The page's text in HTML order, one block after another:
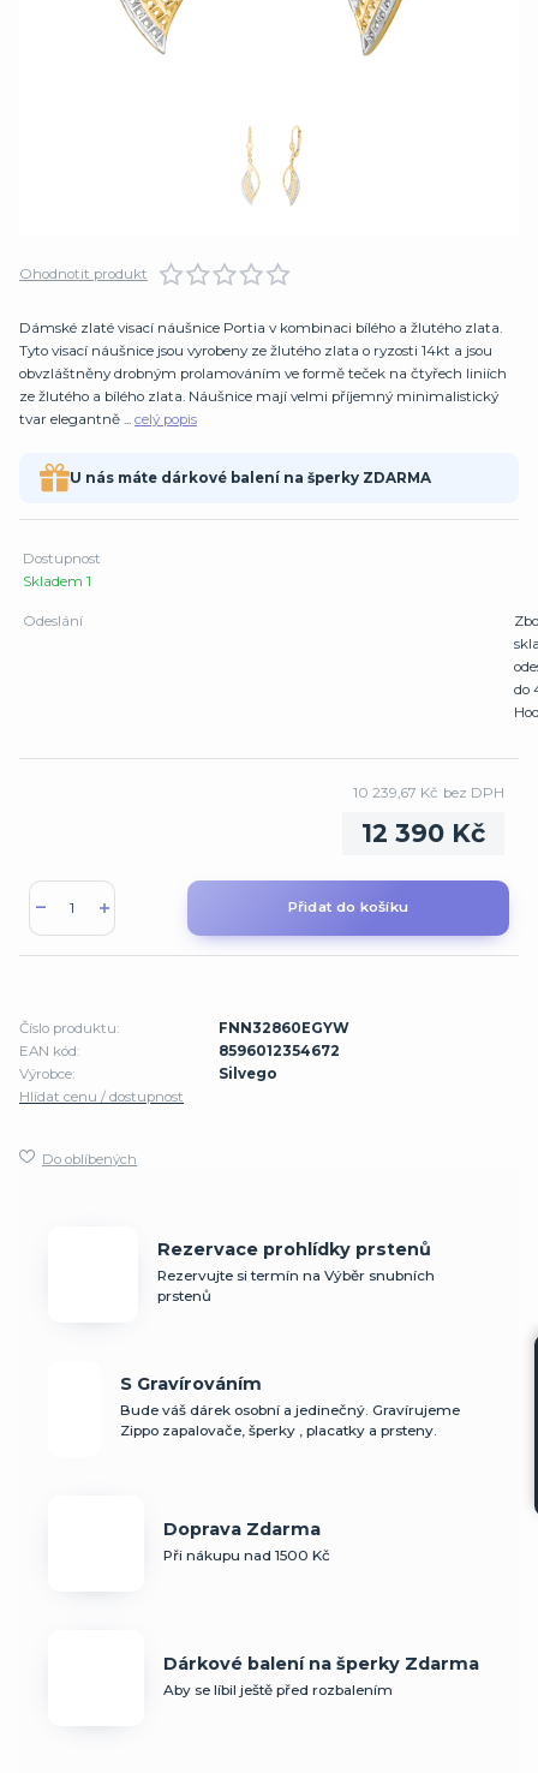
Ohodnotit produkt
Dámské zlaté visací náušnice Portia v kombinaci bílého a žlutého zlata.
Tyto visací náušnice jsou vyrobeny ze žlutého zlata o ryzosti 14kt a jsou
obvzláštněny drobným prolamováním ve formě teček na čtyřech liniích
ze žlutého a bílého zlata. Náušnice mají velmi příjemný minimalistický
tvar elegantně ... celý popis
U nás máte dárkové balení na šperky ZDARMA
Dostupnost
Skladem 1
Odeslání
do
12 390 Kč
10 239,67 Kč bez DPH
Přidat do košíku
Číslo produktu:
FNN32860EGYW
EAN kód:
8596012354672
Výrobce:
Silvego
Hlídat cenu / dostupnost
Do oblíbených
Rezervace prohlídky prstenů
Rezervujte si termín na Výběr snubních
prstenů
S Gravírováním
Bude váš dárek osobní a jedinečný. Gravírujeme
Zippo zapalovače, šperky , placatky a prsteny.
Doprava Zdarma
Při nákupu nad 1500 Kč
Dárkové balení na šperky Zdarma
Aby se líbil ještě před rozbalením